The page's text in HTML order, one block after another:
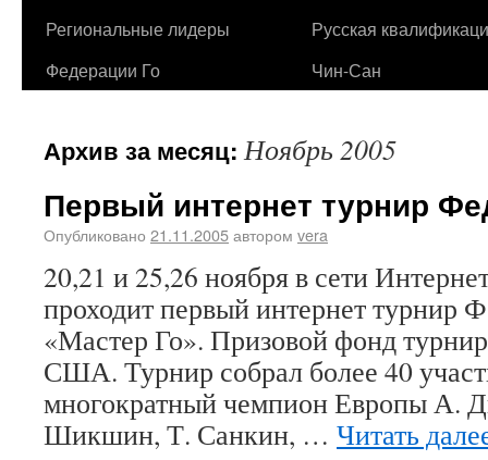
Региональные лидеры
Федерации Го
Русская
Чин-Сан
Архив за месяц:Ноябрь 2005
Первый интернет турнир
Опубликовано 21.11.2005автором vera
20,21 и 25,26 ноября в сети
проходит первый интернет турнир
«Мастер Го». Призовой фонд
США. Турнир собрал более 40
многократный чемпион Европы А.
Шикшин, Т. Санкин, … Читать